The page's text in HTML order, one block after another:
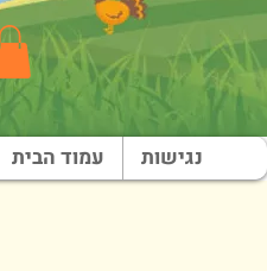
נגישות עמוד הבית